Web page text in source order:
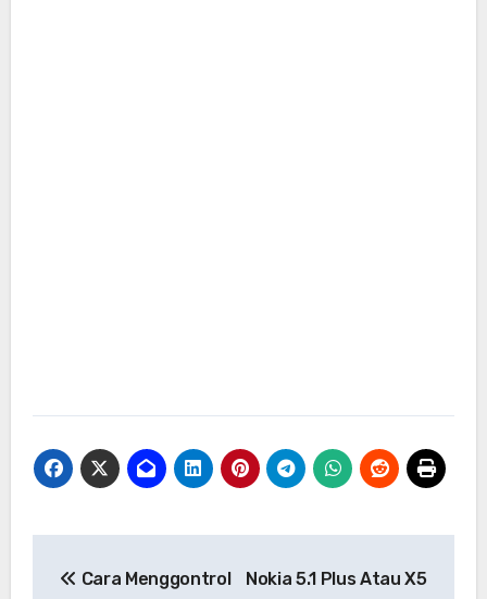
Cara Menggontrol
Nokia 5.1 Plus Atau X5